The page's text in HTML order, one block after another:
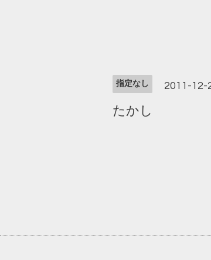
指定なし 2011-12-
たかし